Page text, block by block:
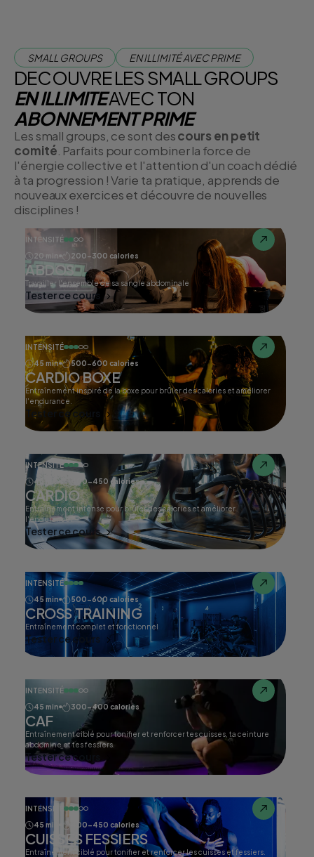
SMALL GROUPS EN ILLIMITÉ AVEC PRIME
DECOUVRE LES SMALL GROUPS
EN ILLIMITEAVEC TON
ABONNEMENT PRIME
Les small groups, ce sont descours en petit
comité . Parfaits pour combiner la force de
l'énergie collective et l'attention d'un coach dédié
à ta progression ! Varie ta pratique, apprends de
nouveaux exercices et découvre de nouvelles
disciplines !
INTENSITÉ
20 min
200-300 calories
ABDOS
Travailler l'ensemble de sa sangle abdominale
Tester ce cours
INTENSITÉ
45 min
500-600 calories
CARDIO BOXE
Entraînement inspiré de la boxe pour brûler des calories et améliorer
l'endurance.
Tester ce cours
INTENSITÉ
45 min
400-450 calories
CARDIO
Entraînement intense pour brûler des calories et améliorer
l'endurance.
Tester ce cours
INTENSITÉ
45 min
500-600 calories
CROSS TRAINING
Entraînement complet et fonctionnel
Tester ce cours
INTENSITÉ
45 min
300-400 calories
CAF
Entraînement ciblé pour tonifier et renforcer tes cuisses, ta ceinture
abdomine et tes fessiers.
Tester ce cours
INTENSITÉ
45 min
400-450 calories
CUISSES FESSIERS
Entraînement ciblé pour tonifier et renforcer les cuisses et fessiers.